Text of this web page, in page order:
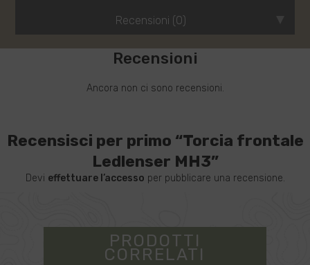
Recensioni (0)
Recensioni
Ancora non ci sono recensioni.
Recensisci per primo “Torcia frontale
Ledlenser MH3”
Devi effettuare l’accesso per pubblicare una recensione.
PRODOTTI
CORRELATI